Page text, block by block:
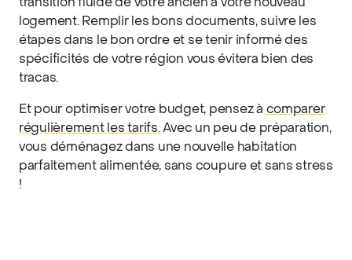
transition fluide de votre ancien à votre nouveau
logement. Remplir les bons documents, suivre les
étapes dans le bon ordre et se tenir informé des
spécificités de votre région vous évitera bien des
tracas.
Et pour optimiser votre budget, pensez à comparer
régulièrement les tarifs.Avec un peu de préparation,
vous déménagez dans une nouvelle habitation
parfaitement alimentée, sans coupure et sans stress
!